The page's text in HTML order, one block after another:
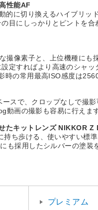
性能AF
的に切り換えるハイブリ
目にしっかりとピントを合
像素子と、上位機種にも
定すればより高速のシャ
の常用最高ISO感度は
スで、クロップなしで撮
動画の撮影も容易に行えます
たキットレンズ NIKKOR
ち歩ける、使いやすい標
も採用したシルバーの塗
プレミアム